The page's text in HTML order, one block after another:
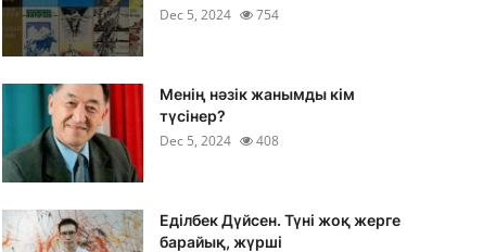
Dec 5, 2024
754
Менің нәзік жанымды кім
түсінер?
Dec 5, 2024
408
Еділбек Дүйсен. Түні жоқ жерге
барайық, жүрші